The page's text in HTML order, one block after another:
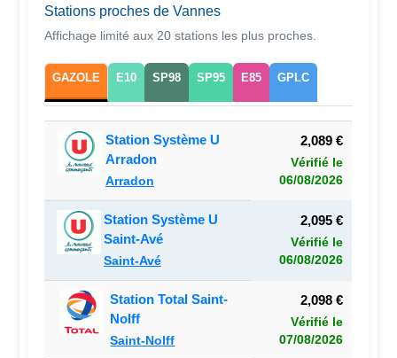
Stations proches de Vannes
Affichage limité aux 20 stations les plus proches.
GAZOLE E10 SP98 SP95 E85 GPLC
Station Système U
Arradon
Arradon
2,089 €
Vérifié le
06/08/2026
Station Système U
Saint-Avé
Saint-Avé
2,095 €
Vérifié le
06/08/2026
Station Total Saint-
Nolff
Saint-Nolff
2,098 €
Vérifié le
07/08/2026